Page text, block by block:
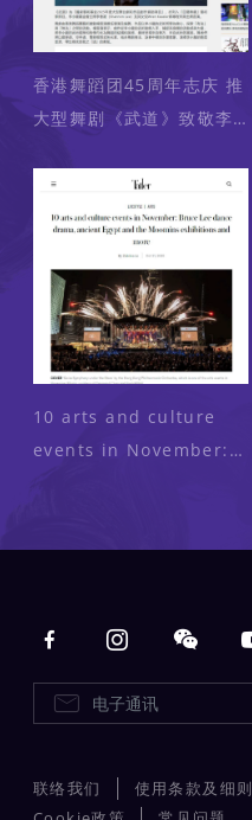
香港舞蹈团45周年志庆 推
大型舞剧《武道》致敬李
10 arts and culture
events in November:
and the Moonmins
Main navigation
电子通讯
联络我们 使用条款及细则